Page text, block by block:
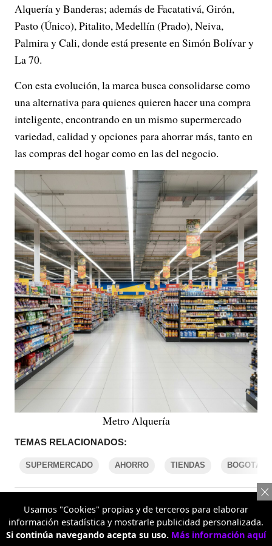
Alquería y Banderas; además de Facatativá, Girón,
Pasto (Único), Pitalito, Medellín (Prado), Neiva,
Palmira y Cali, donde está presente en Simón Bolívar y
La 70.
Con esta evolución, la marca busca consolidarse como
una alternativa para quienes quieren hacer una compra
inteligente, encontrando en un mismo supermercado
variedad, calidad y opciones para ahorrar más, tanto en
las compras del hogar como en las del negocio.
Metro Alquería
TEMAS RELACIONADOS:
SUPERMERCADO AHORRO TIENDAS BOGOTÁ
COMENTARIOS
Usamos "Cookies" propias y de terceros para elaborar
información estadística y mostrarle publicidad personalizada.
Si continúa navegando acepta su uso. Más información aquí